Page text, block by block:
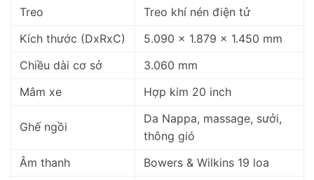
Treo
Treo khí nén điện tử
Kích thước (DxRxC)
5.090 x 1.879 x 1.450 mm
Chiều dài cơ sở
3.060 mm
Mâm xe
Hợp kim 20 inch
Ghế ngồi
Da Nappa, massage, sưởi,
thông gió
Âm thanh
Bowers & Wilkins 19 loa